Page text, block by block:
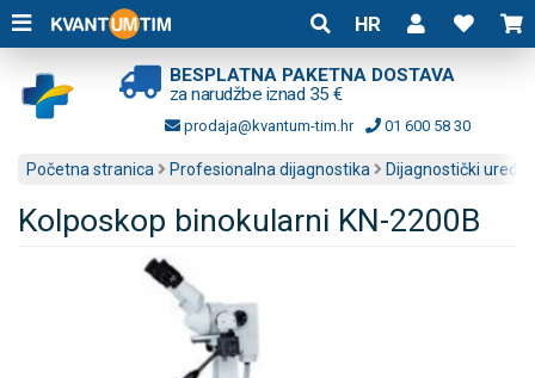
HR
BESPLATNA PAKETNA DOSTAVA
za narudžbe iznad 35 €
prodaja@kvantum-tim.hr 01 600 58 30
Početna stranica Profesionalna dijagnostika Dijagnostički uređaji
Kolposkop binokularni KN-2200B